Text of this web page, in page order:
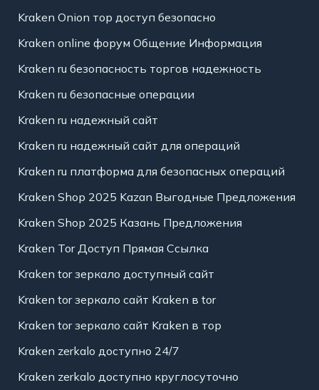
Kraken Onion тор доступ безопасно
Kraken online форум Общение Информация
Kraken ru безопасность торгов надежность
Kraken ru безопасные операции
Kraken ru надежный сайт
Kraken ru надежный сайт для операций
Kraken ru платформа для безопасных операций
Kraken Shop 2025 Kazan Выгодные Предложения
Kraken Shop 2025 Казань Предложения
Kraken Tor Доступ Прямая Ссылка
Kraken tor зеркало доступный сайт
Kraken tor зеркало сайт Kraken в tor
Kraken tor зеркало сайт Kraken в тор
Kraken zerkalo доступно 24/7
Kraken zerkalo доступно круглосуточно